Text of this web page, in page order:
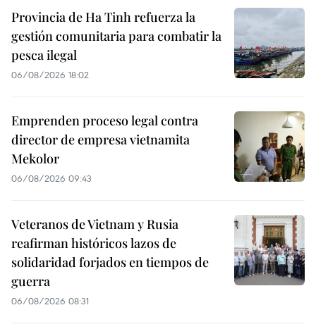
Provincia de Ha Tinh refuerza la
gestión comunitaria para combatir la
pesca ilegal
06/08/2026 18:02
Emprenden proceso legal contra
director de empresa vietnamita
Mekolor
06/08/2026 09:43
Veteranos de Vietnam y Rusia
reafirman históricos lazos de
solidaridad forjados en tiempos de
guerra
06/08/2026 08:31